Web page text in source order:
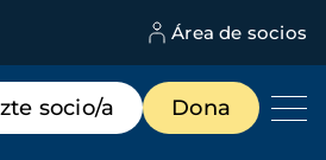
Área de socios
socio/a Dona